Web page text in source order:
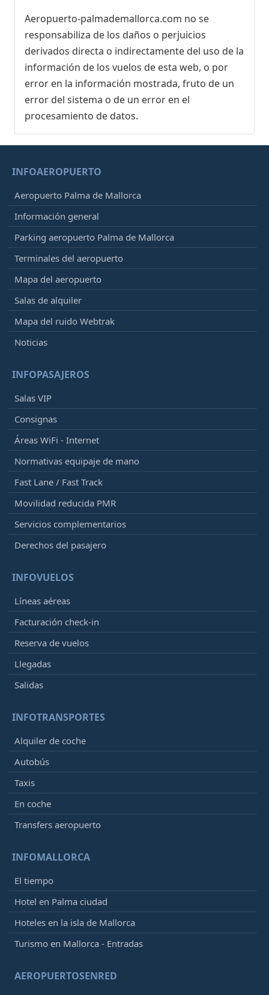
Aeropuerto-palmademallorca.com no se
responsabiliza de los daños o perjuicios
derivados directa o indirectamente del uso de la
información de los vuelos de esta web, o por
error en la información mostrada, fruto de un
error del sistema o de un error en el
procesamiento de datos.
INFOAEROPUERTO
Aeropuerto Palma de Mallorca
Información general
Parking aeropuerto Palma de Mallorca
Terminales del aeropuerto
Mapa del aeropuerto
Salas de alquiler
Mapa del ruido Webtrak
Noticias
INFOPASAJEROS
Salas VIP
Consignas
Áreas WiFi - Internet
Normativas equipaje de mano
Fast Lane / Fast Track
Movilidad reducida PMR
Servicios complementarios
Derechos del pasajero
INFOVUELOS
Líneas aéreas
Facturación check-in
Reserva de vuelos
Llegadas
Salidas
INFOTRANSPORTES
Alquiler de coche
Autobús
Taxis
En coche
Transfers aeropuerto
INFOMALLORCA
El tiempo
Hotel en Palma ciudad
Hoteles en la isla de Mallorca
Turismo en Mallorca - Entradas
AEROPUERTOSENRED